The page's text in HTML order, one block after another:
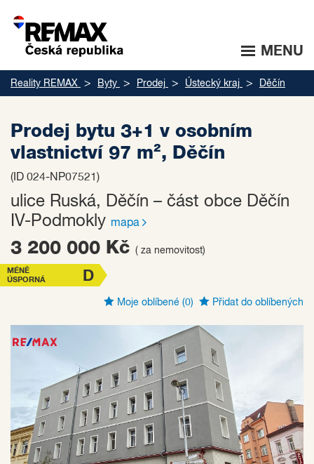
MENU
Reality REMAX Byty Prodej Ústecký kraj Děčín
Prodej bytu 3+1 v osobním
vlastnictví 97 m², Děčín
(ID 024-NP07521)
ulice Ruská, Děčín – část obce Děčín
IV-Podmokly mapa
3 200 000 Kč ( za nemovitost)
D
MÉNĚ
ÚSPORNÁ
Moje oblíbené (0) Přidat do oblíbených